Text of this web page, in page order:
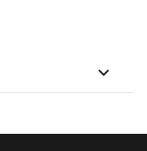
